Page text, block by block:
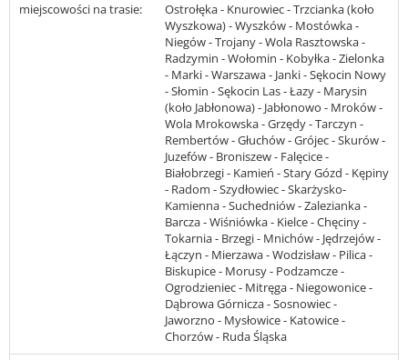
miejscowości na trasie:
Ostrołęka - Knurowiec - Trzcianka (koło
Wyszkowa) - Wyszków - Mostówka -
Niegów - Trojany - Wola Rasztowska -
Radzymin - Wołomin - Kobyłka - Zielonka
- Marki - Warszawa - Janki - Sękocin Nowy
- Słomin - Sękocin Las - Łazy - Marysin
(koło Jabłonowa) - Jabłonowo - Mroków -
Wola Mrokowska - Grzędy - Tarczyn -
Rembertów - Głuchów - Grójec - Skurów -
Juzefów - Broniszew - Falęcice -
Białobrzegi - Kamień - Stary Gózd - Kępiny
- Radom - Szydłowiec - Skarżysko-
Kamienna - Suchedniów - Zalezianka -
Barcza - Wiśniówka - Kielce - Chęciny -
Tokarnia - Brzegi - Mnichów - Jędrzejów -
Łączyn - Mierzawa - Wodzisław - Pilica -
Biskupice - Morusy - Podzamcze -
Ogrodzieniec - Mitręga - Niegowonice -
Dąbrowa Górnicza - Sosnowiec -
Jaworzno - Mysłowice - Katowice -
Chorzów - Ruda Śląska